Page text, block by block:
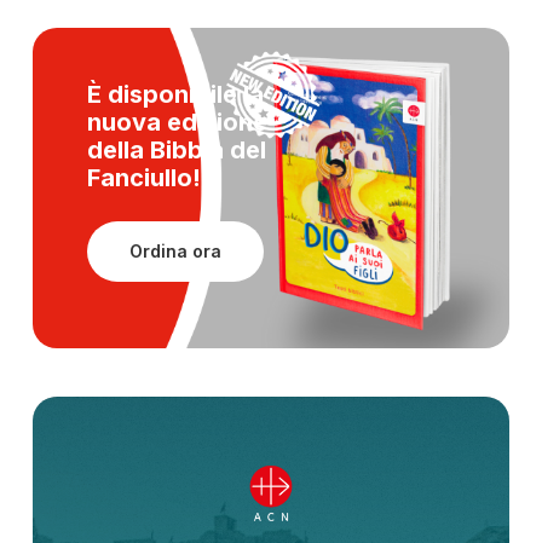
È disponibile la
nuova edizione
della Bibbia del
Fanciullo!
Ordina ora